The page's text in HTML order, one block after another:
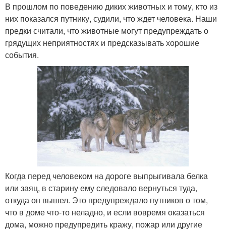
В прошлом по поведению диких животных и тому, кто из
них показался путнику, судили, что ждет человека. Наши
предки считали, что животные могут предупреждать о
грядущих неприятностях и предсказывать хорошие
события.
Когда перед человеком на дороге выпрыгивала белка
или заяц, в старину ему следовало вернуться туда,
откуда он вышел. Это предупреждало путников о том,
что в доме что-то неладно, и если вовремя оказаться
дома, можно предупредить кражу, пожар или другие